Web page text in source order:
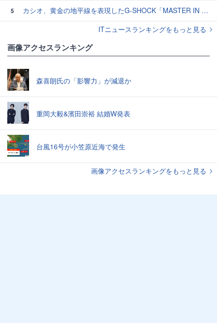
5
カシオ、黄金の地平線を表現したG-SHOCK「MASTER IN HORIZON GOLD」3モデル
ITニュースランキングをもっと見る
画像アクセスランキング
森喜朗氏の「影響力」が減退か
重岡大毅&濱田崇裕 結婚W発表
台風16号が小笠原近海で発生
画像アクセスランキングをもっと見る